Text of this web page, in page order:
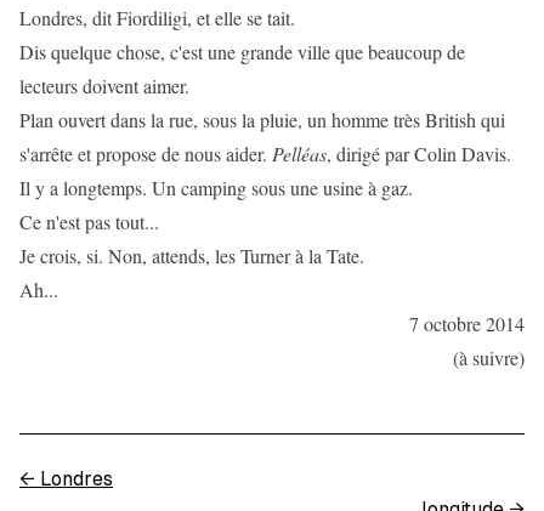
Londres, dit Fiordiligi, et elle se tait.
Dis quelque chose, c'est une grande ville que beaucoup de
lecteurs doivent aimer.
Plan ouvert dans la rue, sous la pluie, un homme très British qui
s'arrête et propose de nous aider. Pelléas, dirigé par Colin Davis.
Il y a longtemps. Un camping sous une usine à gaz.
Ce n'est pas tout...
Je crois, si. Non, attends, les Turner à la Tate.
Ah...
7 octobre 2014
(à suivre)
← Londres